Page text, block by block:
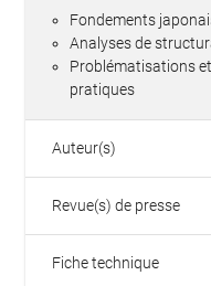
Fondements
Analyses de
Problématisations
pratiques
Auteur(s)
Revue(s) de presse
Fiche technique